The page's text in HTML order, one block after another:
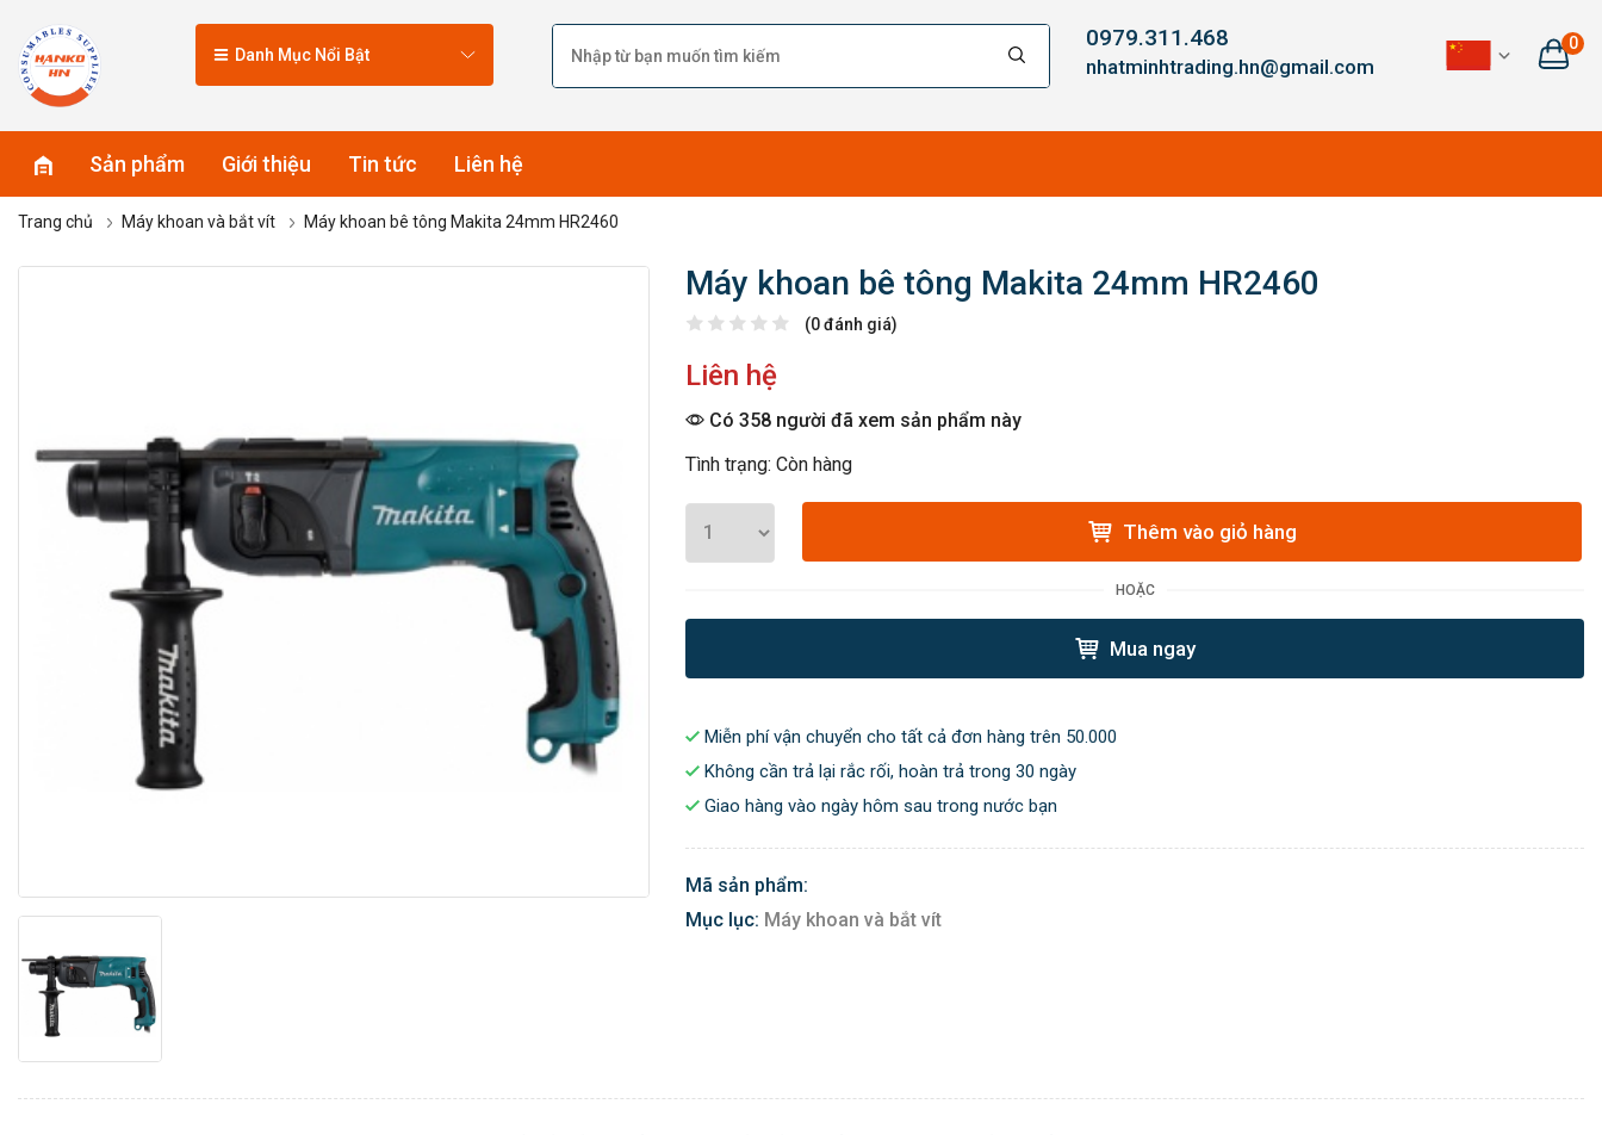
Danh Mục Nổi Bật
0979.311.468
nhatminhtrading.hn@gmail.com
0
Sản phẩm Giới thiệu Tin tức Liên hệ
Trang chủ Máy khoan và bắt vít Máy khoan bê tông Makita 24mm HR2460
Máy khoan bê tông Makita 24mm HR2460
(0 đánh giá)
Liên hệ
Có 358 người đã xem sản phẩm này
Tình trạng: Còn hàng
Thêm vào giỏ hàng
HOẶC
Mua ngay
Miễn phí vận chuyển cho tất cả đơn hàng trên 50.000
Không cần trả lại rắc rối, hoàn trả trong 30 ngày
Giao hàng vào ngày hôm sau trong nước bạn
Mã sản phẩm:
Mục lục: Máy khoan và bắt vít